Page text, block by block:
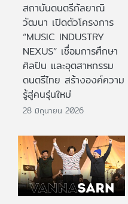
สถาบันดนตรีกัลยาณิ
วัฒนา เปิดตัวโครงการ
“MUSIC INDUSTRY
NEXUS” เชื่อมการศึกษา
ศิลปิน และอุตสาหกรรม
ดนตรีไทย สร้างองค์ความ
รู้สู่คนรุ่นใหม่
28 มิถุนายน 2026